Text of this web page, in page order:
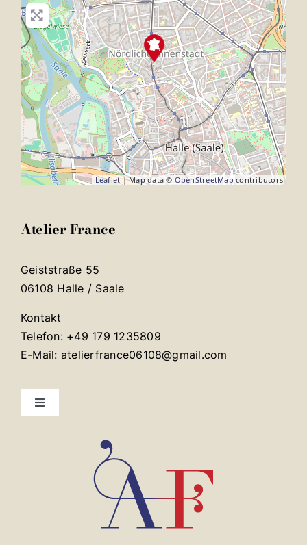
Leaflet | Map data © OpenStreetMap contributors
Atelier France
Geiststraße 55
06108 Halle / Saale
Kontakt
Telefon: +49 179 1235809
E-Mail: atelierfrance06108@gmail.com
Toggle
Mentions légales